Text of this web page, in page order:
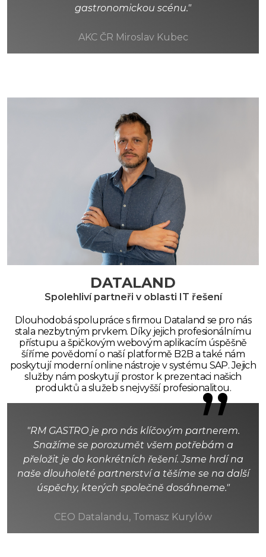
gastronomickou scénu."
AKC ČR Miroslav Kubec
DATALAND
Spolehliví partneři v oblasti IT řešení
Dlouhodobá spolupráce s firmou Dataland se pro nás
stala nezbytným prvkem. Díky jejich profesionálnímu
přístupu a špičkovým webovým aplikacím úspěšně
šíříme povědomí o naší platformě B2B a také nám
poskytují moderní online nástroje v systému SAP. Jejich
služby nám poskytují prostor k prezentaci našich
produktů a služeb s nejvyšší profesionalitou.
”
"RM GASTRO je pro nás klíčovým partnerem.
Snažíme se porozumět všem potřebám a
přeložit je do konkrétních řešení. Jsme hrdí na
naše dlouholeté partnerství a těšíme se na další
úspěchy, kterých společně dosáhneme."
CEO Datalandu, Tomasz Kurylów